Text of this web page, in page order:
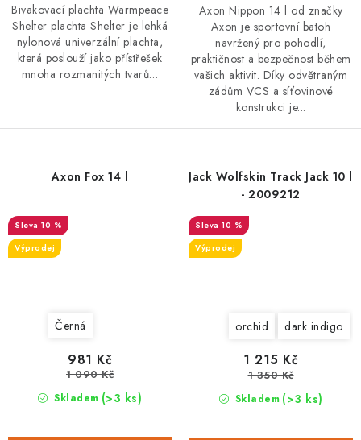
Bivakovací plachta Warmpeace
Shelter plachta Shelter je lehká
nylonová univerzální plachta,
která poslouží jako přístřešek
mnoha rozmanitých tvarů…
Axon Nippon 14 l od značky
Axon je sportovní batoh
navržený pro pohodlí,
praktičnost a bezpečnost během
vašich aktivit. Díky odvětraným
zádům VCS a síťovinové
konstrukci je...
Axon Fox 14 l
10 %
Výprodej
Černá
Skladem (>3 ks)
981 Kč
1 090 Kč
Jack Wolfskin Track Jack 10 l
- 2009212
10 %
Výprodej
orchid dark indigo
Skladem (>3 ks)
1 215 Kč
1 350 Kč